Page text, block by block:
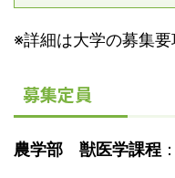
※詳細は大学の募集要
募集定員
農学部 獣医学課程